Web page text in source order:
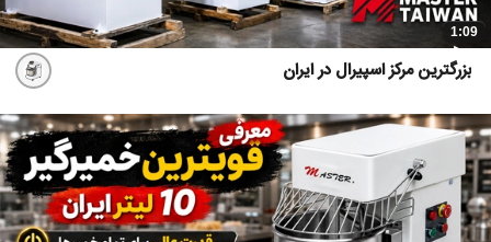
1:09
بزرگترین مرکز اسپیرال در ایران